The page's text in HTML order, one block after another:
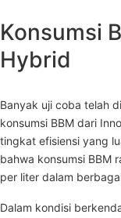
Konsumsi
Hybrid
Banyak uji coba telah
konsumsi BBM dari
tingkat efisiensi yang
bahwa konsumsi BBM
per liter dalam
Dalam kondisi